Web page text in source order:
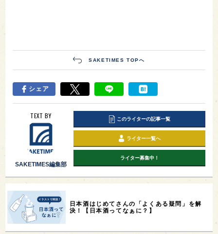
SAKETIMES TOPへ
シェア
TEXT BY
SAKETIMES編集部
このライターの記事一覧
ライター一覧へ
ライター募集中！
日本酒はじめてさんの「よくある疑問」を解
決！【日本酒ってなぁに？】